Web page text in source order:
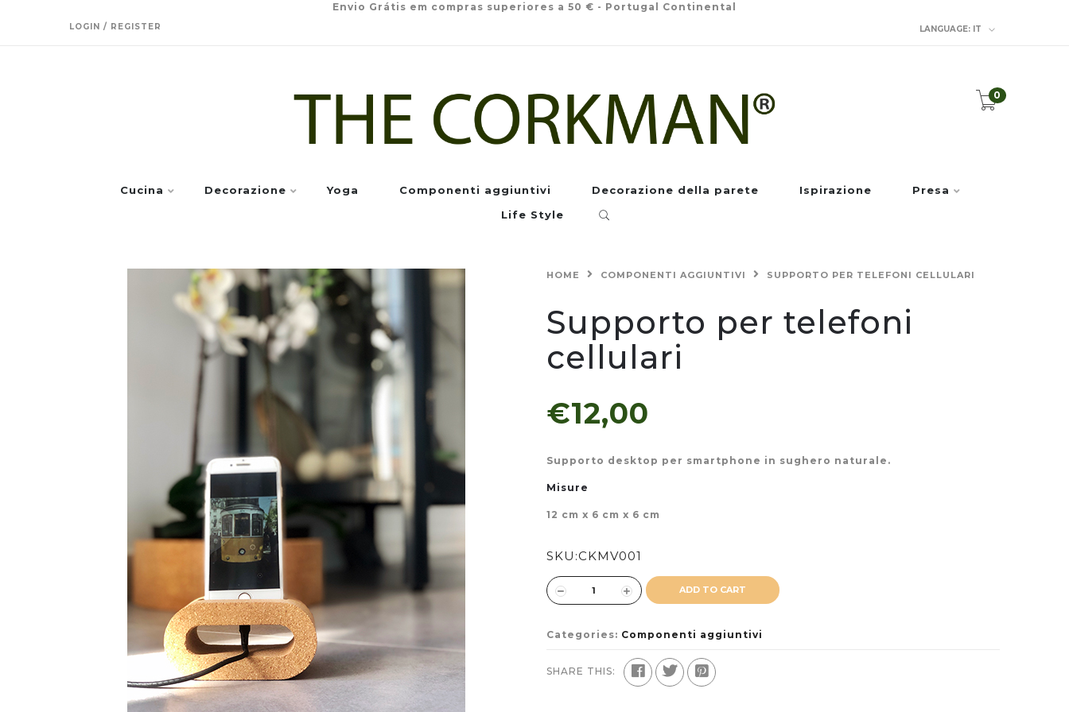
Envio Grátis em compras superiores a 50 € - Portugal Continental
LOGIN / REGISTER LANGUAGE: IT
0
Cucina Decorazione Yoga Componenti aggiuntivi Decorazione della parete Ispirazione
Presa
Life Style
HOME COMPONENTI AGGIUNTIVI SUPPORTO PER TELEFONI CELLULARI
Supporto per telefoni
cellulari
€12,00
Supporto desktop per smartphone in sughero naturale.
Misure
12 cm x 6 cm x 6 cm
SKU:CKMV001
ADD TO CART
Categories: Componenti aggiuntivi
SHARE THIS: